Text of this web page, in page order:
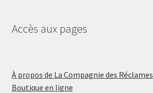
Accès aux pages
À propos de La Compagnie des Réclames
Boutique en ligne